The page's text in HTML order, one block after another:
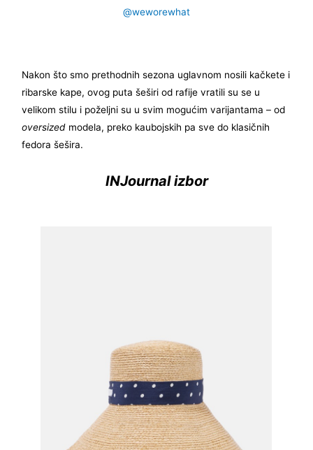
@weworewhat
Nakon što smo prethodnih sezona uglavnom nosili kačkete i
ribarske kape, ovog puta šeširi od rafije vratili su se u
velikom stilu i poželjni su u svim mogućim varijantama – od
oversized modela, preko kaubojskih pa sve do klasičnih
fedora šešira.
INJournal izbor